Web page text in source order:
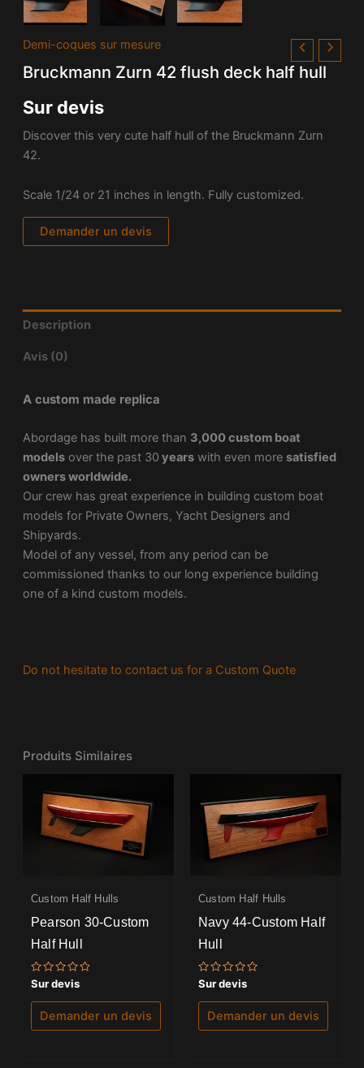
Demi-coques sur mesure
Bruckmann Zurn 42 flush deck half hull
Sur devis
Discover this very cute half hull of the Bruckmann Zurn
42.
Scale 1/24 or 21 inches in length. Fully customized.
Demander un devis
Description
Avis (0)
A custom made replica
Abordage has built more than 3,000 custom boat
modelsover the past 30 yearswith even more satisfied
owners worldwide.
Our crew has great experience in building custom boat
models for Private Owners, Yacht Designers and
Shipyards.
Model of any vessel, from any period can be
commissioned thanks to our long experience building
one of a kind custom models.
Do not hesitate to contact us for a Custom Quote
Produits Similaires
Custom Half Hulls
Pearson 30-Custom
Half Hull
Note
0
sur
Sur devis
Demander un devis
Custom Half Hulls
Navy 44-Custom Half
Hull
Note
0
sur
Sur devis
Demander un devis